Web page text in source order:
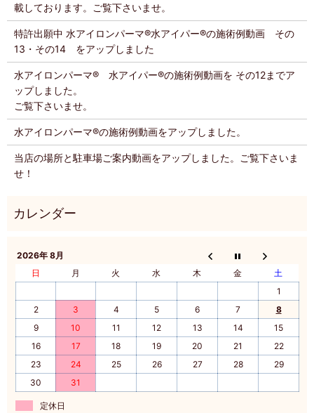
載しております。ご覧下さいませ。
特許出願中 水アイロンパーマ®️水アイパー®️の施術例動画 その
13・その14 をアップしました
水アイロンパーマ®️ 水アイパー®️の施術例動画を その12までア
ップしました。
ご覧下さいませ。
水アイロンパーマ®️の施術例動画をアップしました。
当店の場所と駐車場ご案内動画をアップしました。ご覧下さいま
せ！
2026年 8月
日
月 火 水 木 金
土
1
2
3 4 5 6 7
8
9
10 11 12 13 14
15
16
17 18 19 20 21
22
23
24 25 26 27 28
29
30
31
定休日